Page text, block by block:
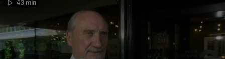
43 min